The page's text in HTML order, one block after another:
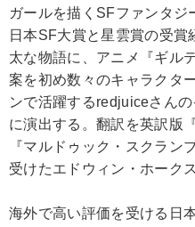
ガールを描くSFファンタジ
日本SF大賞と星雲賞の受
太な物語に、アニメ『ギル
案を初め数々のキャラクタ
ンで活躍するredjuiceさん
に演出する。翻訳を英訳版
『マルドゥック・スクラン
受けたエドウィン・ホーク
海外で高い評価を受ける日